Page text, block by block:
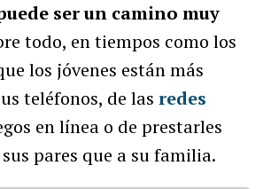
ser un camino muy
todo, en tiempos como los
los jóvenes están más
teléfonos, de las redes
en línea o de prestarles
pares que a su familia.